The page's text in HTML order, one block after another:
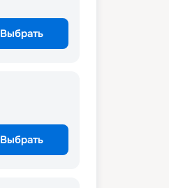
Выбрать
Выбрать